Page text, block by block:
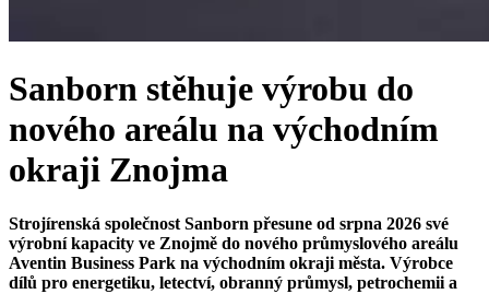
Sanborn stěhuje výrobu do
nového areálu na východním
okraji Znojma
Strojírenská společnost Sanborn přesune od srpna 2026 své
výrobní kapacity ve Znojmě do nového průmyslového areálu
Aventin Business Park na východním okraji města. Výrobce
dílů pro energetiku, letectví, obranný průmysl, petrochemii a